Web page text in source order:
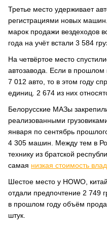
Третье место удерживает
регистрациями новых
марок продажи вездеходов
года на учёт встали 3 584
На четвёртое место
автозавода. Если в прошлом
7 012 авто, то в этом году
единиц. 2 674 из них
Белорусские МАЗы
реализованными
января по сентябрь
4 305 машин. Между тем в
технику из братской
самая низкая стоимость
Шестое место у HOWO,
отдали предпочтение 2 749
в прошлом году объём
штук.